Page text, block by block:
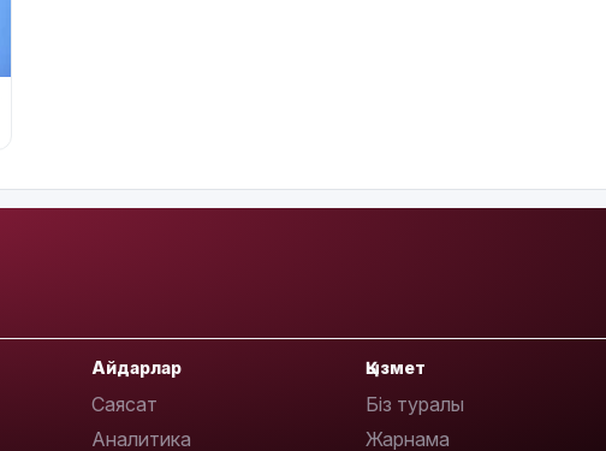
Айдарлар
Саясат
Аналитика
Қызмет
Біз туралы
Жарнама